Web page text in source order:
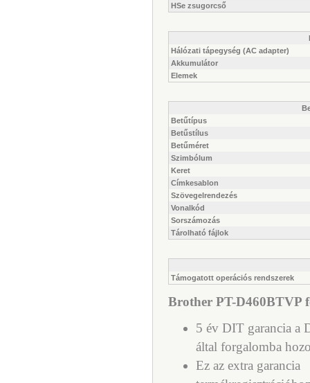
HSe zsugorcső
Hálózati tápegység (AC adapter)
Akkumulátor
Elemek
Betűtípus
Betűstílus
Betűméret
Szimbólum
Keret
Címkesablon
Szövegelrendezés
Vonalkód
Sorszámozás
Tárolható fájlok
Támogatott operációs rendszerek
Brother PT-D460BTVP
5 év DIT garancia a
által forgalomba
Ez az extra garancia